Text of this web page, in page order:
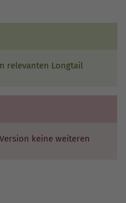
relevanten Longtail
keine weiteren